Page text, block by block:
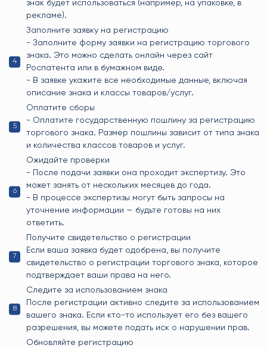
знак будет использоваться (например, на упаковке, в
рекламе).
Заполните заявку на регистрацию
- Заполните форму заявки на регистрацию торгового
знака. Это можно сделать онлайн через сайт
Роспатента или в бумажном виде.
- В заявке укажите все необходимые данные, включая
описание знака и классы товаров/услуг.
Оплатите сборы
- Оплатите государственную пошлину за регистрацию
торгового знака. Размер пошлины зависит от типа знака
и количества классов товаров и услуг.
Ожидайте проверки
- После подачи заявки она проходит экспертизу. Это
может занять от нескольких месяцев до года.
- В процессе экспертизы могут быть запросы на
уточнение информации — будьте готовы на них
ответить.
Получите свидетельство о регистрации
Если ваша заявка будет одобрена, вы получите
свидетельство о регистрации торгового знака, которое
подтверждает ваши права на него.
Следите за использованием знака
После регистрации активно следите за использованием
вашего знака. Если кто-то использует его без вашего
разрешения, вы можете подать иск о нарушении прав.
Обновляйте регистрацию